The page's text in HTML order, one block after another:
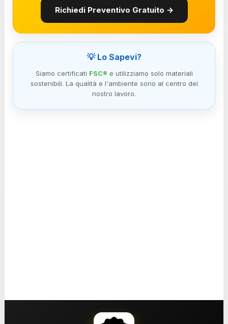
Richiedi Preventivo Gratuito →
💡 Lo Sapevi?
Siamo certificati FSC® e utilizziamo solo materiali
sostenibili. La qualità e l'ambiente sono al centro del
nostro lavoro.